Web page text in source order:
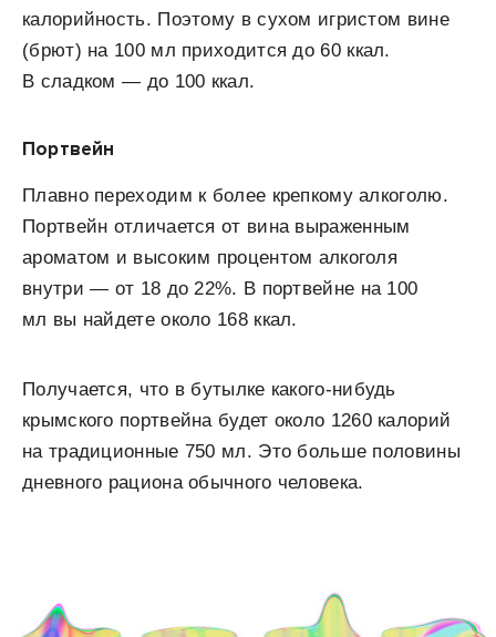
калорийность. Поэтому в сухом игристом вине
(брют) на 100 мл приходится до 60 ккал.
В сладком — до 100 ккал.
Портвейн
Плавно переходим к более крепкому алкоголю.
Портвейн отличается от вина выраженным
ароматом и высоким процентом алкоголя
внутри — от 18 до 22%. В портвейне на 100
мл вы найдете около 168 ккал.
Получается, что в бутылке какого-нибудь
крымского портвейна будет около 1260 калорий
на традиционные 750 мл. Это больше половины
дневного рациона обычного человека.